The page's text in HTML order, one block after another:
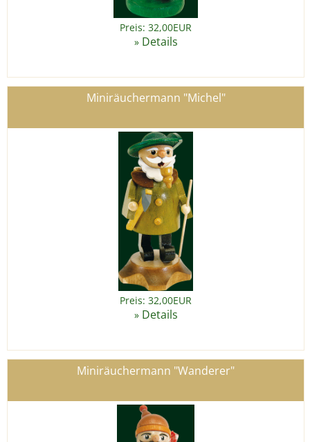
Preis: 32,00EUR
» Details
Miniräuchermann "Michel"
Preis: 32,00EUR
» Details
Miniräuchermann "Wanderer"